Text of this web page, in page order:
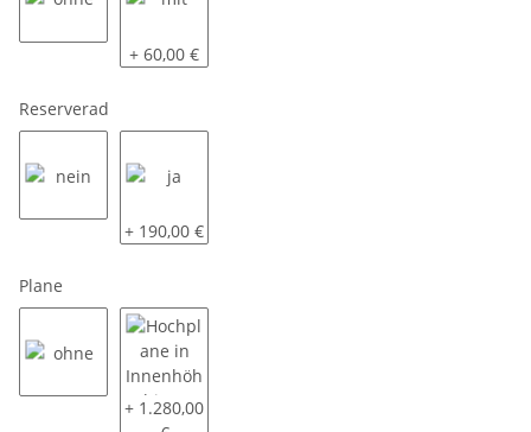
mit
+ 60,00 €
Reserverad
ja
+ 190,00 €
Plane
Hochplane in Innenhöhe bis 200 cm - Farbe
+ 1.280,00